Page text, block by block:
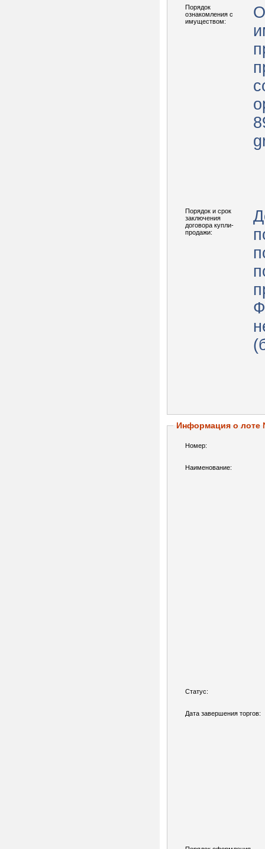
Порядок
ознакомления с
имуществом:
Порядок и срок
заключения
договора купли-
продажи:
Информация о лоте
Номер:
Наименование:
Статус:
Дата завершения торгов: